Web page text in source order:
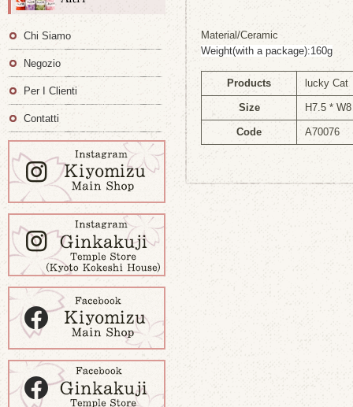
Material/Ceramic
Weight(with a package):160g
Products lucky Cat
Size H7.5 *
Code A70076
Chi Siamo
Negozio
Per I Clienti
Contatti